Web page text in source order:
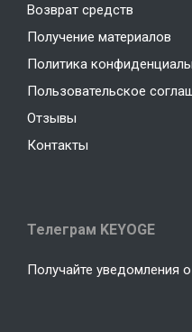
Возврат средств
Получение материалов
Политика
Пользовательское
Отзывы
Контакты
Телеграм KEYOGE
Получайте уведомления